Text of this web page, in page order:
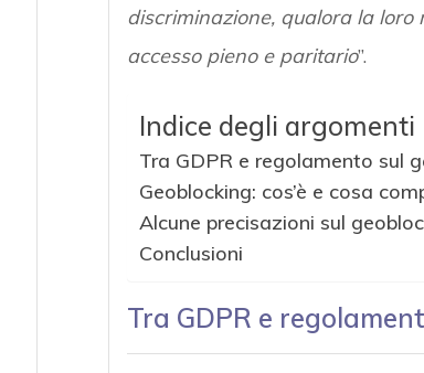
discriminazione, qualora la
accesso pieno e paritario”.
Indice degli argomenti
Tra GDPR e regolamento sul
Geoblocking: cos’è e cosa
Alcune precisazioni sul
Conclusioni
Tra GDPR e